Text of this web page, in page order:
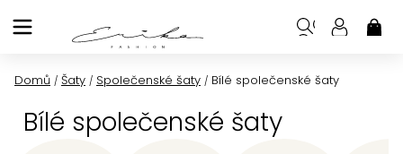
na
Domů / Šaty / Společenské šaty / Bílé společenské šaty
Bílé společenské šaty